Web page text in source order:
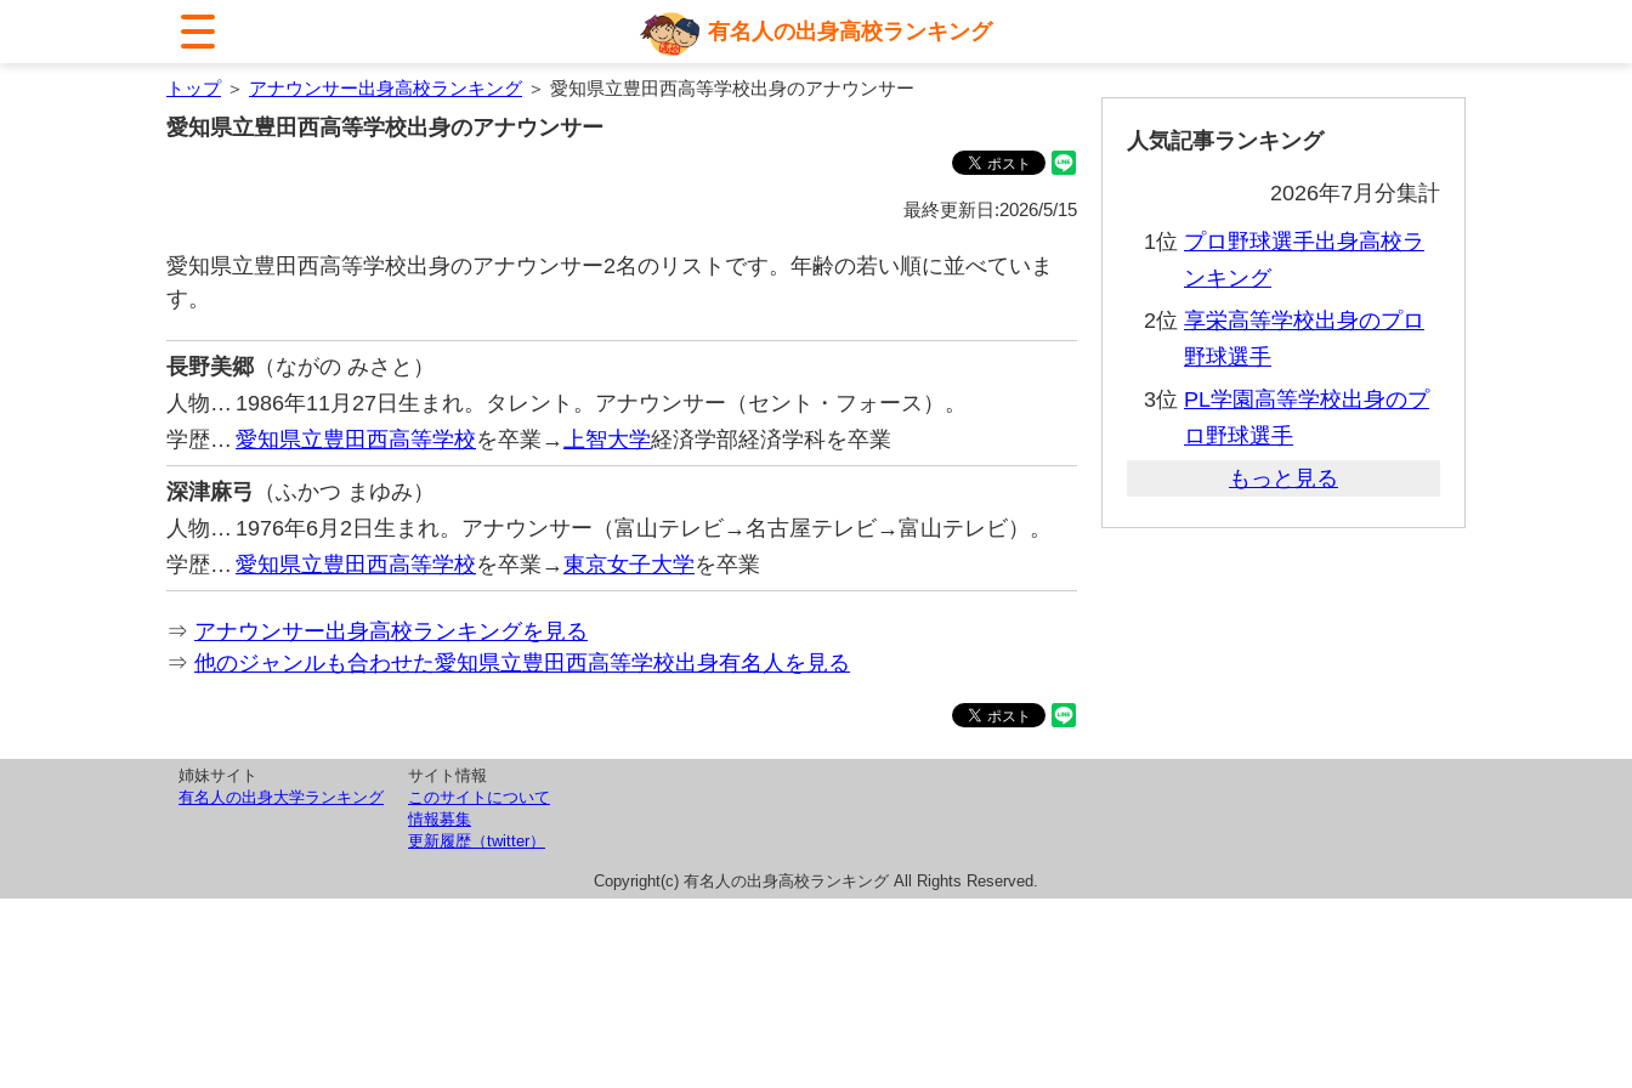
有名人の出身高校ランキング
トップ＞ アナウンサー出身高校ランキング ＞ 愛知県立豊田西高等学校出身のアナウンサー
愛知県立豊田西高等学校出身のアナウンサー
最終更新日:2026/5/15
愛知県立豊田西高等学校出身のアナウンサー2名のリストです。年齢の若い順に並べていま
す。
長野美郷 （ながの みさと）
人物… 1986年11月27日生まれ。タレント。アナウンサー（セント・フォース）。
学歴… 愛知県立豊田西高等学校を卒業→上智大学経済学部経済学科を卒業
深津麻弓 （ふかつ まゆみ）
人物… 1976年6月2日生まれ。アナウンサー（富山テレビ→名古屋テレビ→富山テレビ）。
学歴… 愛知県立豊田西高等学校を卒業→東京女子大学を卒業
⇒ アナウンサー出身高校ランキングを見る
⇒ 他のジャンルも合わせた愛知県立豊田西高等学校出身有名人を見る
人気記事ランキング
2026年7月分集計
1位 プロ野球選手出身高校ラ
ンキング
2位 享栄高等学校出身のプロ
野球選手
3位 PL学園高等学校出身のプ
ロ野球選手
もっと見る
姉妹サイト
有名人の出身大学ランキング
サイト情報
このサイトについて
情報募集
更新履歴（twitter）
Copyright(c) 有名人の出身高校ランキング All Rights Reserved.